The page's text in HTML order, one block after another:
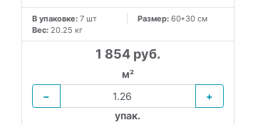
В упаковке: 7 шт Размер:60*30 см
Вес: 20.25 кг
1 854 руб.
м²
−
+
упак.